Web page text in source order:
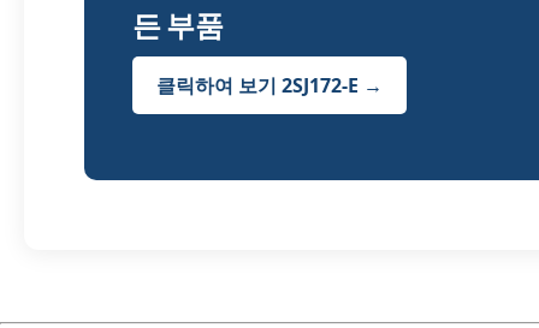
든 부품
클릭하여 보기 2SJ172-E →